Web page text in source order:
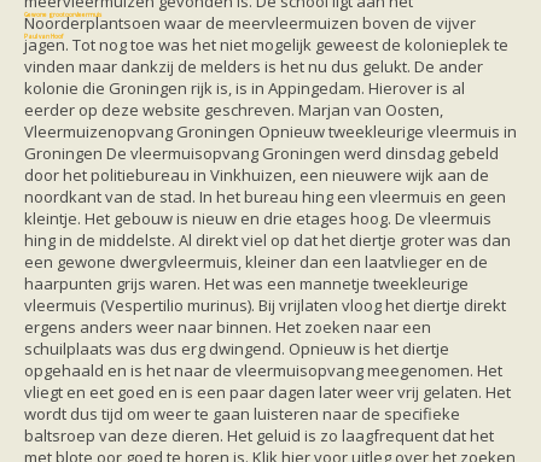
Franjestaart
Gewone dwergvleermuis
Grijze grootoorvleermuis
Grote rosse vleermuis
Ingekorven vleermuis
Kleine en grote hoefijzerneus
Laatvlieger
Meervleermuis
Mopsvleermuis
Noordse vleermuis
Rosse vleermuis
Ruige dwergvleermuis
Tweekleurige vleermuis
Vale vleermuis
Watervleermuis
Vleermuizen en eikenprocessierups
Kinderpagina
Spreekbeurt
Knutselen
Tekenen
Spelletjes
Gewone grootoorvleermuis
Paul van Hoof
Noorderplantsoen waar de meervleermuizen boven de vijver
jagen. Tot nog toe was het niet mogelijk geweest de kolonieplek te
vinden maar dankzij de melders is het nu dus gelukt. De ander
kolonie die Groningen rijk is, is in Appingedam. Hierover is al
eerder op deze website geschreven. Marjan van Oosten,
Vleermuizenopvang Groningen Opnieuw tweekleurige vleermuis in
Groningen De vleermuisopvang Groningen werd dinsdag gebeld
door het politiebureau in Vinkhuizen, een nieuwere wijk aan de
noordkant van de stad. In het bureau hing een vleermuis en geen
kleintje. Het gebouw is nieuw en drie etages hoog. De vleermuis
hing in de middelste. Al direkt viel op dat het diertje groter was dan
een gewone dwergvleermuis, kleiner dan een laatvlieger en de
haarpunten grijs waren. Het was een mannetje tweekleurige
vleermuis (Vespertilio murinus). Bij vrijlaten vloog het diertje direkt
ergens anders weer naar binnen. Het zoeken naar een
schuilplaats was dus erg dwingend. Opnieuw is het diertje
opgehaald en is het naar de vleermuisopvang meegenomen. Het
vliegt en eet goed en is een paar dagen later weer vrij gelaten. Het
wordt dus tijd om weer te gaan luisteren naar de specifieke
baltsroep van deze dieren. Het geluid is zo laagfrequent dat het
met blote oor goed te horen is. Klik hier voor uitleg over het zoeken